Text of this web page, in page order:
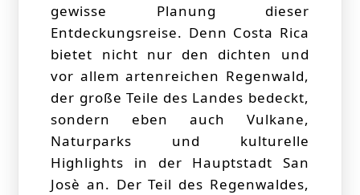
gewisse Planung dieser
Entdeckungsreise. Denn Costa Rica
bietet nicht nur den dichten und
vor allem artenreichen Regenwald,
der große Teile des Landes bedeckt,
sondern eben auch Vulkane,
Naturparks und kulturelle
Highlights in der Hauptstadt San
Josè an. Der Teil des Regenwaldes,